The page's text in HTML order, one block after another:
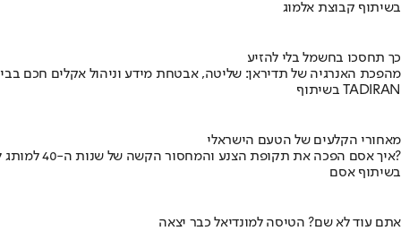
בשיתוף קבוצת אלמוג
כך תחסכו בחשמל בלי להזיע
מהפכת האנרגיה של תדיראן: שליטה, אבטחת מידע וניהול אקלים חכם
בשיתוף TADIRAN
מאחורי הקלעים של הטעם הישראלי
איך אסם הפכה את תקופת הצנע והמחסור הקשה של שנות ה-40 למותג לאומי?
בשיתוף אסם
אתם עוד לא שם? הטיסה למונדיאל כבר יצאה